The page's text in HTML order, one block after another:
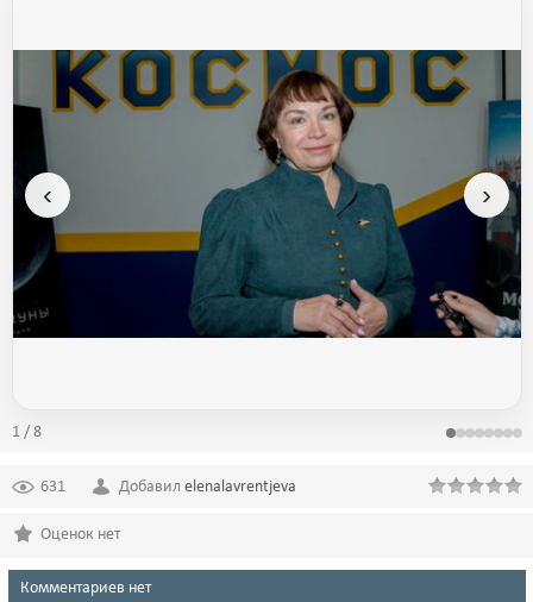
‹ ›
1 / 8
631 Добавил elenalavrentjeva
Оценок нет
Комментариев нет